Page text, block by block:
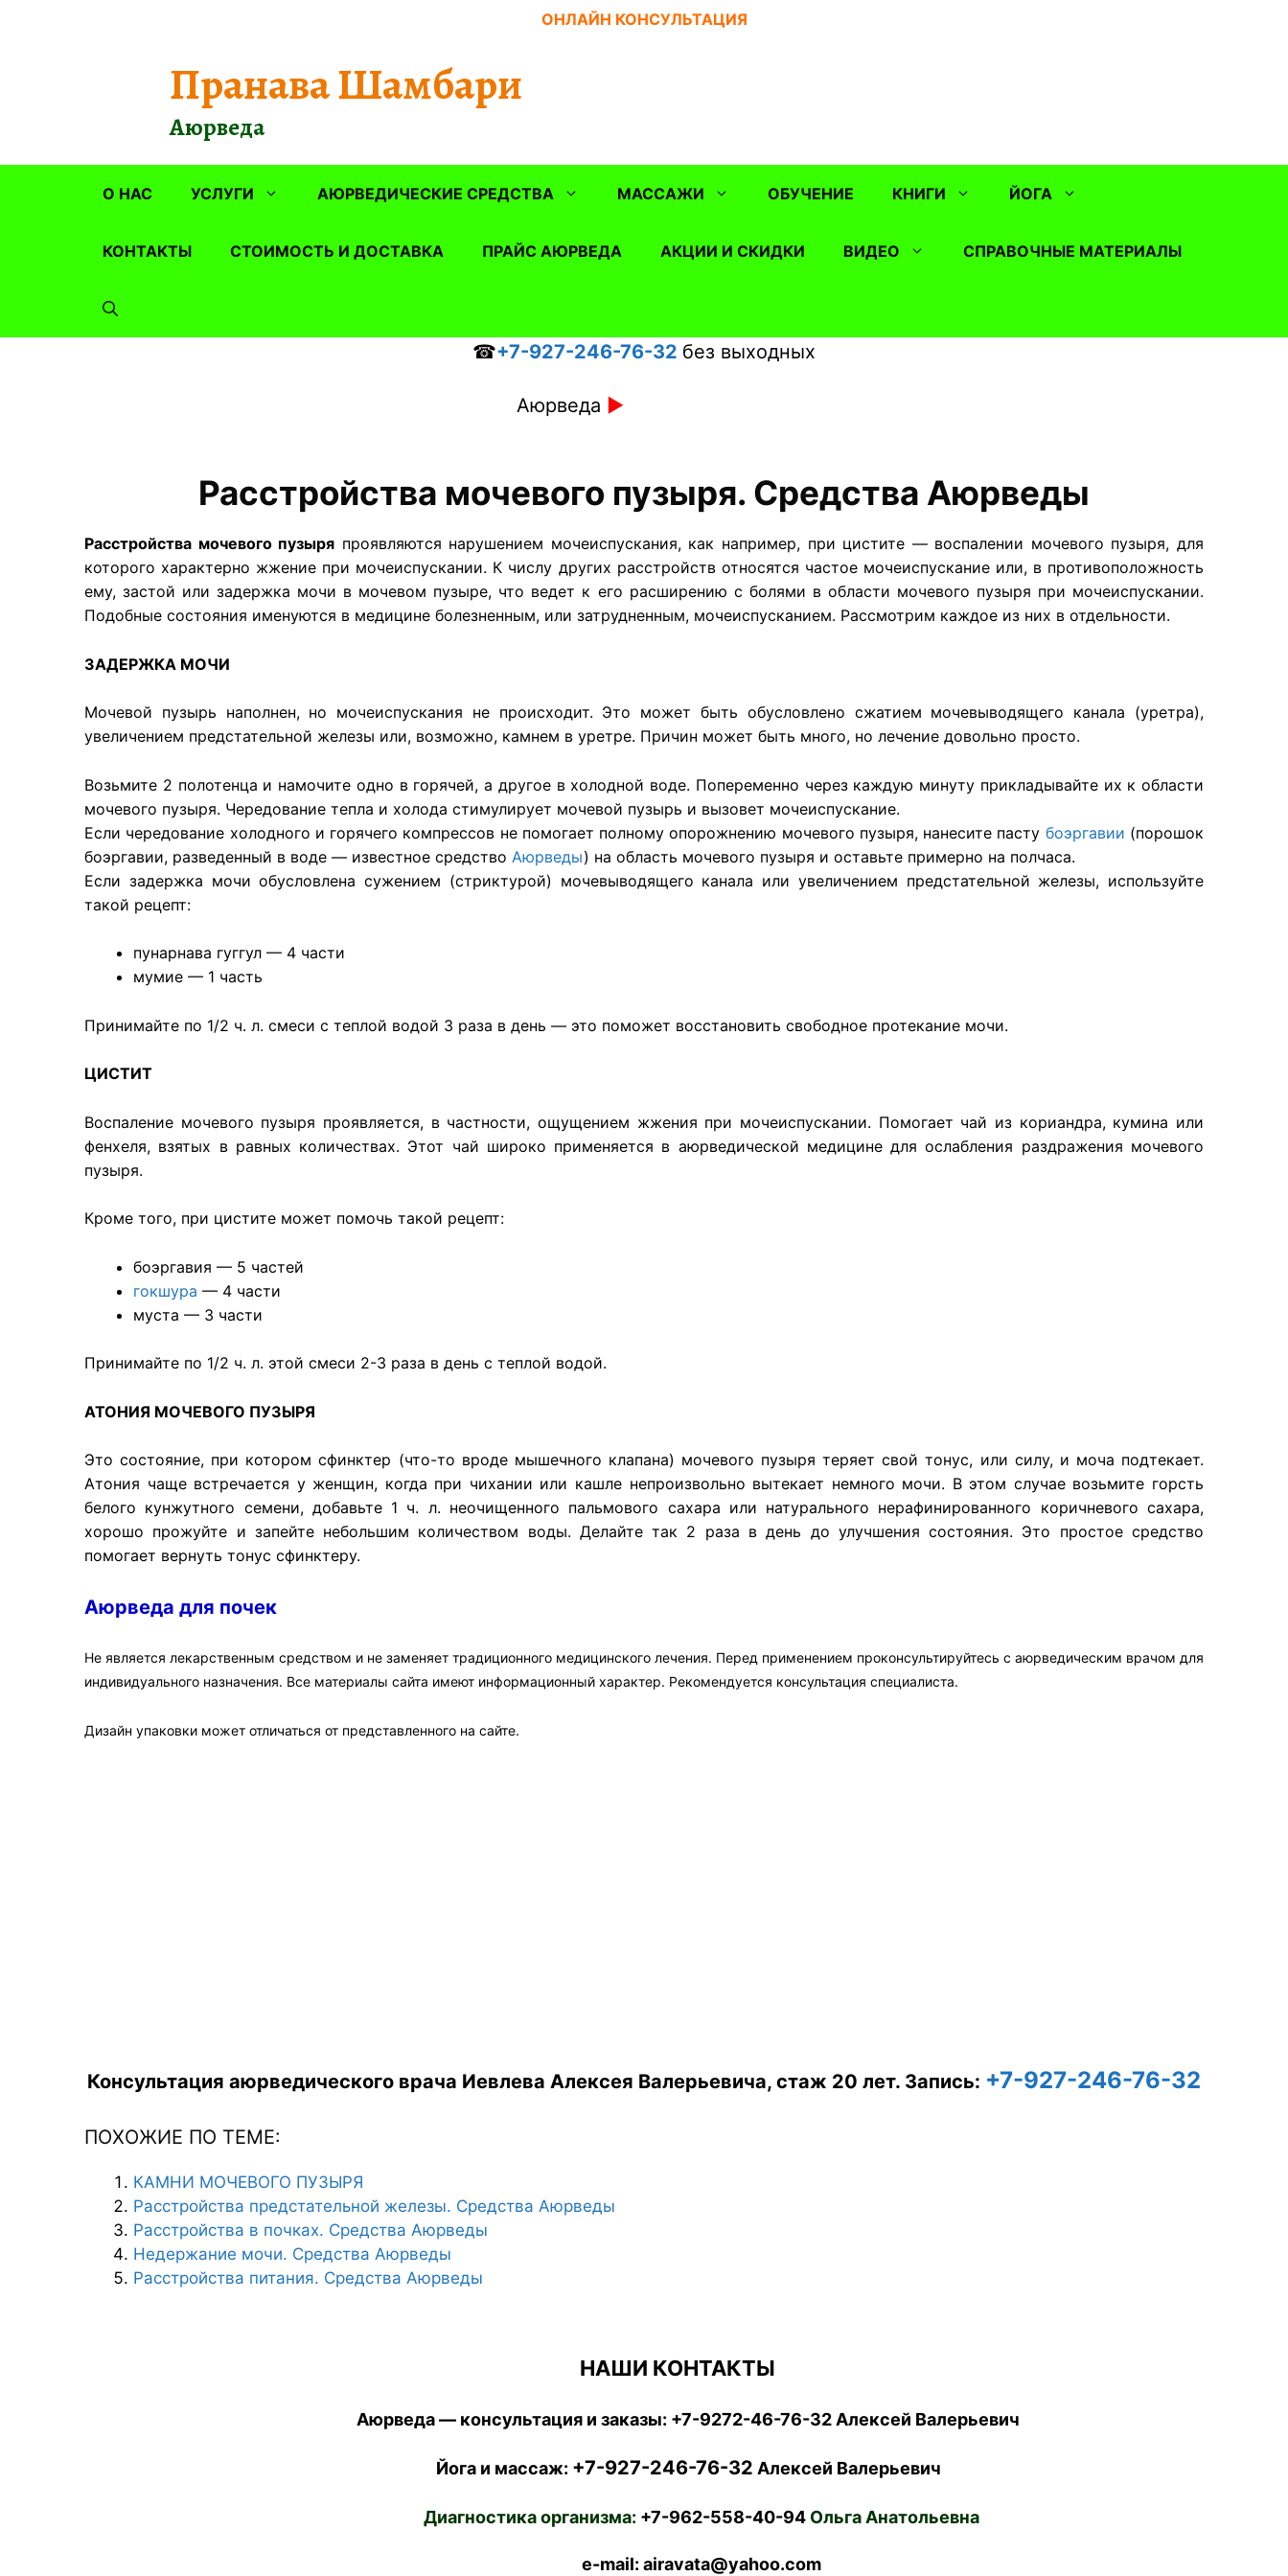
ОНЛАЙН КОНСУЛЬТАЦИЯ
Пранава Шамбари
Аюрведа
О НАС УСЛУГИ АЮРВЕДИЧЕСКИЕ СРЕДСТВА МАССАЖИ ОБУЧЕНИЕ КНИГИ ЙОГА
КОНТАКТЫ СТОИМОСТЬ И ДОСТАВКА ПРАЙС АЮРВЕДА АКЦИИ И СКИДКИ ВИДЕО СПРАВОЧНЫЕ МАТЕРИАЛЫ
☎+7-927-246-76-32 без выходных
Аюрведа ►
Расстройства мочевого пузыря. Средства Аюрведы
Расстройства мочевого пузыря проявляются нарушением мочеиспускания, как например, при цистите — воспалении мочевого пузыря, для
которого характерно жжение при мочеиспускании. К числу других расстройств относятся частое мочеиспускание или, в противоположность
ему, застой или задержка мочи в мочевом пузыре, что ведет к его расширению с болями в области мочевого пузыря при мочеиспускании.
Подобные состояния именуются в медицине болезненным, или затрудненным, мочеиспусканием. Рассмотрим каждое из них в отдельности.
ЗАДЕРЖКА МОЧИ
Мочевой пузырь наполнен, но мочеиспускания не происходит. Это может быть обусловлено сжатием мочевыводящего канала (уретра),
увеличением предстательной железы или, возможно, камнем в уретре. Причин может быть много, но лечение довольно просто.
Возьмите 2 полотенца и намочите одно в горячей, а другое в холодной воде. Попеременно через каждую минуту прикладывайте их к области
мочевого пузыря. Чередование тепла и холода стимулирует мочевой пузырь и вызовет мочеиспускание.
Если чередование холодного и горячего компрессов не помогает полному опорожнению мочевого пузыря, нанесите пасту боэргавии (порошок
боэргавии, разведенный в воде — известное средство Аюрведы) на область мочевого пузыря и оставьте примерно на полчаса.
Если задержка мочи обусловлена сужением (стриктурой) мочевыводящего канала или увеличением предстательной железы, используйте
такой рецепт:
пунарнава гуггул — 4 части
мумие — 1 часть
Принимайте по 1/2 ч. л. смеси с теплой водой 3 раза в день — это поможет восстановить свободное протекание мочи.
ЦИСТИТ
Воспаление мочевого пузыря проявляется, в частности, ощущением жжения при мочеиспускании. Помогает чай из кориандра, кумина или
фенхеля, взятых в равных количествах. Этот чай широко применяется в аюрведической медицине для ослабления раздражения мочевого
пузыря.
Кроме того, при цистите может помочь такой рецепт:
боэргавия — 5 частей
гокшура — 4 части
муста — 3 части
Принимайте по 1/2 ч. л. этой смеси 2-3 раза в день с теплой водой.
АТОНИЯ МОЧЕВОГО ПУЗЫРЯ
Это состояние, при котором сфинктер (что-то вроде мышечного клапана) мочевого пузыря теряет свой тонус, или силу, и моча подтекает.
Атония чаще встречается у женщин, когда при чихании или кашле непроизвольно вытекает немного мочи. В этом случае возьмите горсть
белого кунжутного семени, добавьте 1 ч. л. неочищенного пальмового сахара или натурального нерафинированного коричневого сахара,
хорошо прожуйте и запейте небольшим количеством воды. Делайте так 2 раза в день до улучшения состояния. Это простое средство
помогает вернуть тонус сфинктеру.
Аюрведа для почек
Не является лекарственным средством и не заменяет традиционного медицинского лечения. Перед применением проконсультируйтесь с аюрведическим врачом для
индивидуального назначения. Все материалы сайта имеют информационный характер. Рекомендуется консультация специалиста.
Дизайн упаковки может отличаться от представленного на сайте.
Консультация аюрведического врача Иевлева Алексея Валерьевича, стаж 20 лет. Запись: +7-927-246-76-32
ПОХОЖИЕ ПО ТЕМЕ:
КАМНИ МОЧЕВОГО ПУЗЫРЯ
Расстройства предстательной железы. Средства Аюрведы
Расстройства в почках. Средства Аюрведы
Недержание мочи. Средства Аюрведы
Расстройства питания. Средства Аюрведы
НАШИ КОНТАКТЫ
Аюрведа — консультация и заказы: +7-9272-46-76-32 Алексей Валерьевич
Йога и массаж: +7-927-246-76-32 Алексей Валерьевич
Диагностика организма: +7-962-558-40-94Ольга Анатольевна
e-mail: airavata@yahoo.com